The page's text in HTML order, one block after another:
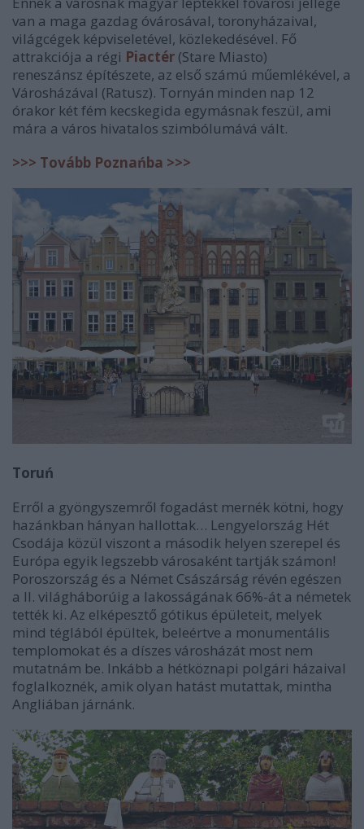
van a maga gazdag óvárosával, toronyházaival,
világcégek képviseletével, közlekedésével. Fő
attrakciója a régi Piactér (Stare Miasto)
reneszánsz építészete, az első számú műemlékével, a
Városházával (Ratusz). Tornyán minden nap 12
órakor két fém kecskegida egymásnak feszül, ami
mára a város hivatalos szimbólumává vált.
>>> Tovább Poznańba >>>
Toruń
Erről a gyöngyszemről fogadást mernék kötni, hogy
hazánkban hányan hallottak… Lengyelország Hét
Csodája közül viszont a második helyen szerepel és
Európa egyik legszebb városaként tartják számon!
Poroszország és a Német Császárság révén egészen
a II. világháborúig a lakosságának 66%-át a németek
tették ki. Az elképesztő gótikus épületeit, melyek
mind téglából épültek, beleértve a monumentális
templomokat és a díszes városházát most nem
mutatnám be. Inkább a hétköznapi polgári házaival
foglalkoznék, amik olyan hatást mutattak, mintha
Angliában járnánk.